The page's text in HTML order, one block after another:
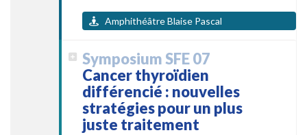
Amphithéâtre Blaise Pascal
Symposium SFE 07
Cancer thyroïdien
différencié : nouvelles
stratégies pour un plus
juste traitement